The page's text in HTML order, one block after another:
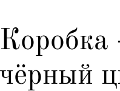
Коробка
чёрный